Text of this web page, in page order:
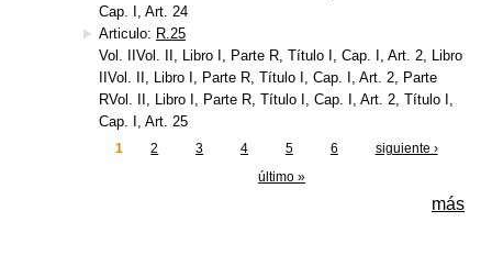
Cap. I, Art. 24
Articulo: R.25
Vol. IIVol. II, Libro I, Parte R, Título I, Cap. I, Art. 2, Libro
IIVol. II, Libro I, Parte R, Título I, Cap. I, Art. 2, Parte
RVol. II, Libro I, Parte R, Título I, Cap. I, Art. 2, Título I,
Cap. I, Art. 25
1 2 3 4 5 6
siguiente ›
último »
más